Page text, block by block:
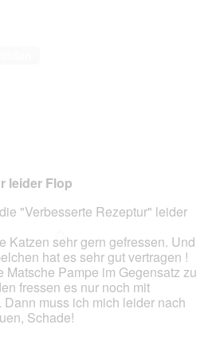
leider Flop
"Verbesserte Rezeptur" leider
Katzen sehr gern gefressen. Und
hat es sehr gut vertragen !
Matsche Pampe im Gegensatz zu
fressen es nur noch mit
muss ich mich leider nach
Schade!